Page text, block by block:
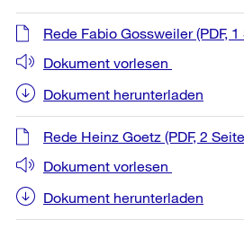
Rede Fabio Gossweiler(PDF,
Dokument vorlesen
Dokument herunterladen
Rede Heinz Goetz (PDF, 2
Dokument vorlesen
Dokument herunterladen